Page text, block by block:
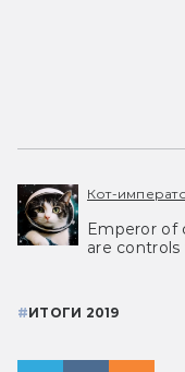
Кот-
Emperor of
are controls
#ИТОГИ 2019